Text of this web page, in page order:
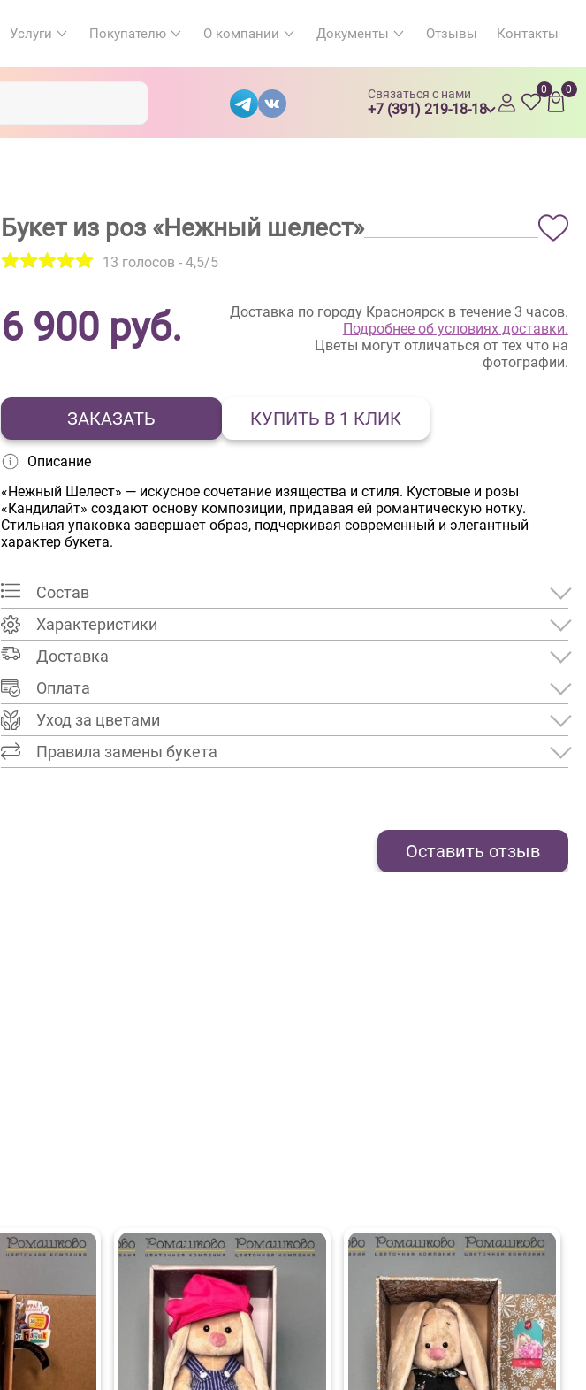
Услуги Покупателю О компании Документы Отзывы Контакты
Связаться с нами
+7 (391) 219-18-18
0 0
Букет из роз «Нежный шелест»
13 голосов - 4,5/5
6 900 руб.
Доставка по городу Красноярск в течение 3 часов.
Подробнее об условиях доставки.
Цветы могут отличаться от тех что на
фотографии.
ЗАКАЗАТЬ КУПИТЬ В 1 КЛИК
Описание
«Нежный Шелест» — искусное сочетание изящества и стиля. Кустовые и розы
«Кандилайт» создают основу композиции, придавая ей романтическую нотку.
Стильная упаковка завершает образ, подчеркивая современный и элегантный
характер букета.
Состав
Характеристики
Доставка
Оплата
Уход за цветами
Правила замены букета
Оставить отзыв